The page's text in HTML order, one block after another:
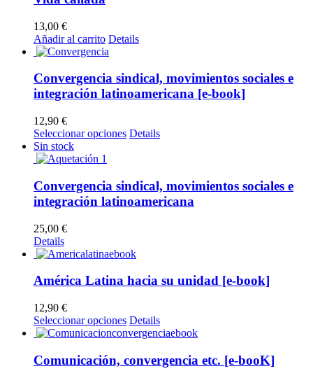
13,00 €
Añadir al carrito Details
Convergencia sindical, movimientos sociales e
integración latinoamericana [e-book]
12,90 €
Seleccionar opciones Este
variantes.
Las
opciones
en
página
Details
Sin stock
Convergencia sindical, movimientos sociales e
integración latinoamericana
25,00 €
Details
América Latina hacia su unidad [e-book]
12,90 €
Seleccionar opciones Este
producto
múltiples
Details
Comunicación, convergencia etc. [e-booK]